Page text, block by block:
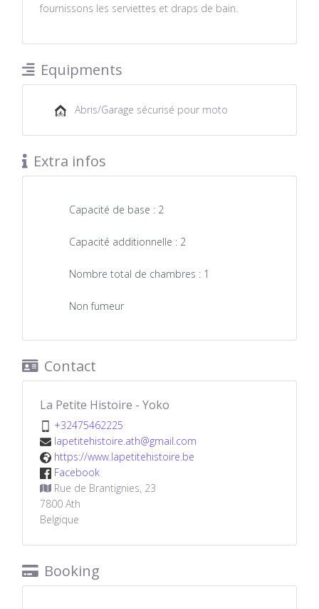
fournissons les serviettes et draps de bain.
Equipments
Abris/Garage sécurisé pour moto
Extra infos
Capacité de base : 2
Capacité additionnelle : 2
Nombre total de chambres : 1
Non fumeur
Contact
La Petite Histoire - Yoko
52226457423+
moc.liamg@hta.eriotsihetitepal
eb.eriotsihetitepal.www//:sptth
koobecaF
Rue de Brantignies, 23
7800 Ath
Belgique
Booking